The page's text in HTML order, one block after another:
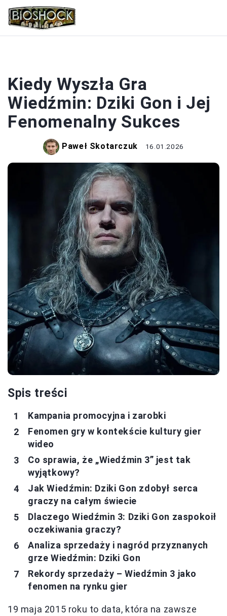
Kiedy Wyszła Gra
Wiedźmin: Dziki Gon i Jej
Fenomenalny Sukces
Paweł Skotarczuk 16.01.2026
Spis treści
Kampania promocyjna i zarobki
Fenomen gry w kontekście kultury gier
wideo
Co sprawia, że „Wiedźmin 3” jest tak
wyjątkowy?
Jak Wiedźmin: Dziki Gon zdobył serca
graczy na całym świecie
Dlaczego Wiedźmin 3: Dziki Gon zaspokoił
oczekiwania graczy?
Analiza sprzedaży i nagród przyznanych
grze Wiedźmin: Dziki Gon
Rekordy sprzedaży – Wiedźmin 3 jako
fenomen na rynku gier
19 maja 2015 roku to data, która na zawsze